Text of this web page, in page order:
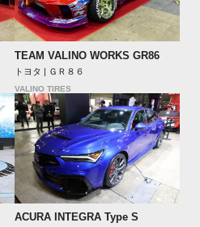
TEAM VALINO WORKS GR86
トヨタ | ＧＲ８６
VALINO TIRES
ACURA INTEGRA Type S